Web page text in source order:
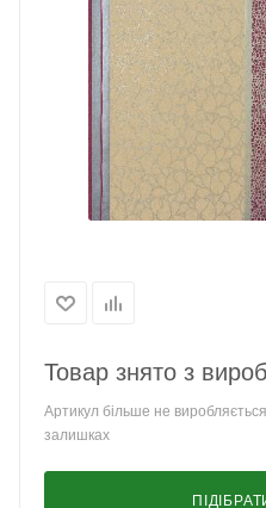
Товар знято з
Артикул більше не
залишках